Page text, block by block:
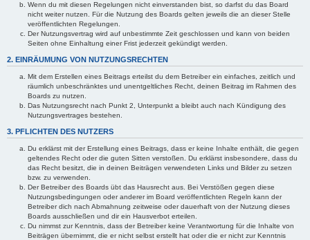
Wenn du mit diesen Regelungen nicht einverstanden bist, so darfst du das Board
nicht weiter nutzen. Für die Nutzung des Boards gelten jeweils die an dieser Stelle
veröffentlichten Regelungen.
Der Nutzungsvertrag wird auf unbestimmte Zeit geschlossen und kann von beiden
Seiten ohne Einhaltung einer Frist jederzeit gekündigt werden.
2. EINRÄUMUNG VON NUTZUNGSRECHTEN
Mit dem Erstellen eines Beitrags erteilst du dem Betreiber ein einfaches, zeitlich und
räumlich unbeschränktes und unentgeltliches Recht, deinen Beitrag im Rahmen des
Boards zu nutzen.
Das Nutzungsrecht nach Punkt 2, Unterpunkt a bleibt auch nach Kündigung des
Nutzungsvertrages bestehen.
3. PFLICHTEN DES NUTZERS
Du erklärst mit der Erstellung eines Beitrags, dass er keine Inhalte enthält, die gegen
geltendes Recht oder die guten Sitten verstoßen. Du erklärst insbesondere, dass du
das Recht besitzt, die in deinen Beiträgen verwendeten Links und Bilder zu setzen
bzw. zu verwenden.
Der Betreiber des Boards übt das Hausrecht aus. Bei Verstößen gegen diese
Nutzungsbedingungen oder anderer im Board veröffentlichten Regeln kann der
Betreiber dich nach Abmahnung zeitweise oder dauerhaft von der Nutzung dieses
Boards ausschließen und dir ein Hausverbot erteilen.
Du nimmst zur Kenntnis, dass der Betreiber keine Verantwortung für die Inhalte von
Beiträgen übernimmt, die er nicht selbst erstellt hat oder die er nicht zur Kenntnis